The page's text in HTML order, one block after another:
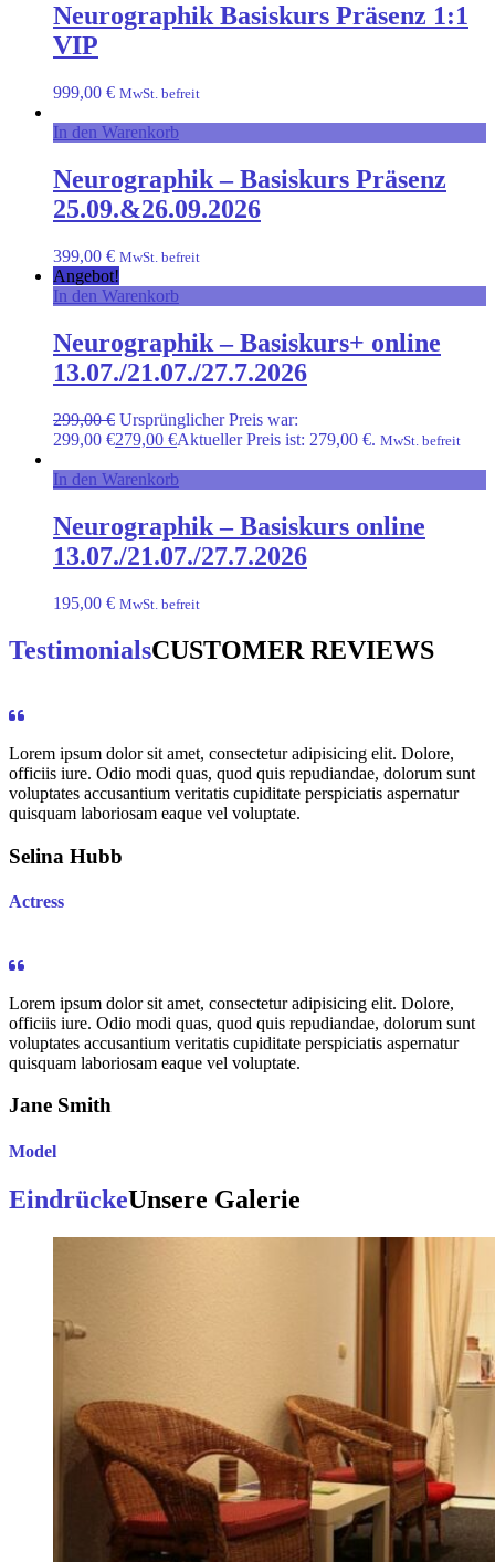
Neurographik Basiskurs Präsenz 1:1
VIP
999,00 € MwSt. befreit
In den Warenkorb
Neurographik – Basiskurs Präsenz
25.09.&26.09.2026
399,00 € MwSt. befreit
Angebot!
In den Warenkorb
Neurographik – Basiskurs+ online
13.07./21.07./27.7.2026
299,00€ Ursprünglicher Preis war:
299,00 €279,00 €Aktueller Preis ist: 279,00 €. MwSt. befreit
In den Warenkorb
Neurographik – Basiskurs online
13.07./21.07./27.7.2026
195,00 € MwSt. befreit
TestimonialsCUSTOMER REVIEWS
Lorem ipsum dolor sit amet, consectetur adipisicing elit. Dolore,
officiis iure. Odio modi quas, quod quis repudiandae, dolorum sunt
voluptates accusantium veritatis cupiditate perspiciatis aspernatur
quisquam laboriosam eaque vel voluptate.
Selina Hubb
Actress
Lorem ipsum dolor sit amet, consectetur adipisicing elit. Dolore,
officiis iure. Odio modi quas, quod quis repudiandae, dolorum sunt
voluptates accusantium veritatis cupiditate perspiciatis aspernatur
quisquam laboriosam eaque vel voluptate.
Jane Smith
Model
EindrückeUnsere Galerie